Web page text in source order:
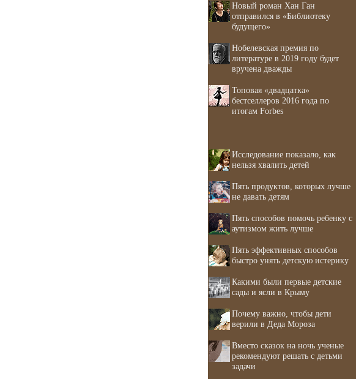
Новый роман Хан Ган
отправился в «Библиотеку
будущего»
Нобелевская премия по
литературе в 2019 году будет
вручена дважды
Топовая «двадцатка»
бестселлеров 2016 года по
итогам Forbes
Исследование показало, как
нельзя хвалить детей
Пять продуктов, которых лучше
не давать детям
Пять способов помочь ребенку с
аутизмом жить лучше
Пять эффективных способов
быстро унять детскую истерику
Какими были первые детские
сады и ясли в Крыму
Почему важно, чтобы дети
верили в Деда Мороза
Вместо сказок на ночь ученые
рекомендуют решать с детьми
задачи